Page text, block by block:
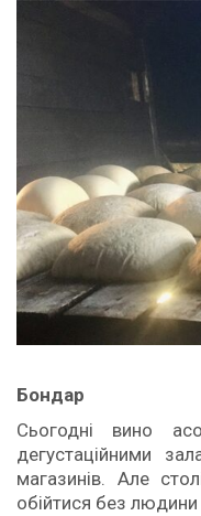
Бондар
Сьогодні вино
дегустаційними
магазинів. Але
обійтися без